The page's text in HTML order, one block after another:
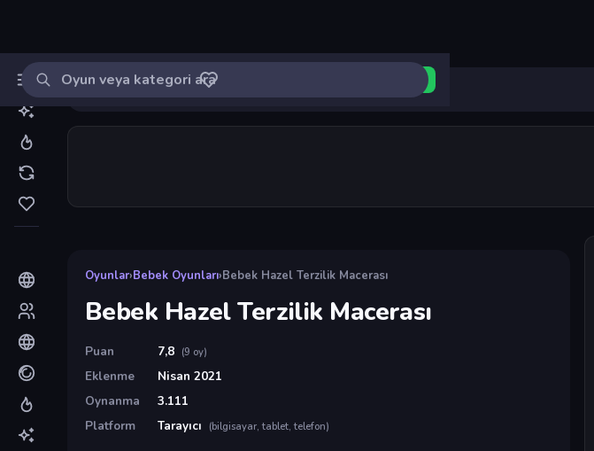
MinikOyuncu
Oyun ara
Oyunu başlat
Bebek Hazel Terzilik Macerası
Oyunlar›Bebek Oyunları›Bebek Hazel Terzilik Macerası
Bebek Hazel Terzilik Macerası
Puan 7,8 (9 oy)
Eklenme
Nisan 2021
Oynanma
3.111
Platform
Tarayıcı (bilgisayar, tablet, telefon)